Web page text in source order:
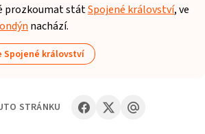
prozkoumat státSpojené království, ve
nachází.
Spojené království
STRÁNKU